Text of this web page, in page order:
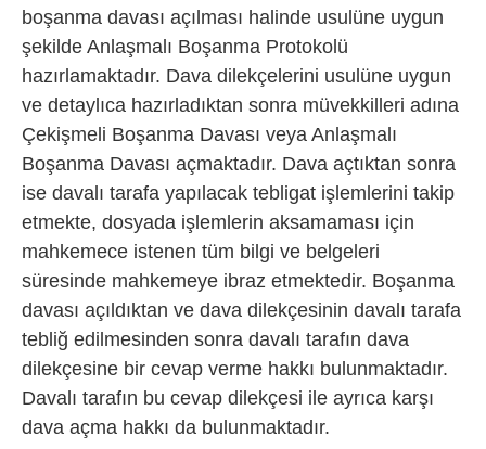
boşanma davası açılması halinde usulüne uygun
şekilde Anlaşmalı Boşanma Protokolü
hazırlamaktadır. Dava dilekçelerini usulüne uygun
ve detaylıca hazırladıktan sonra müvekkilleri adına
Çekişmeli Boşanma Davası veya Anlaşmalı
Boşanma Davası açmaktadır. Dava açtıktan sonra
ise davalı tarafa yapılacak tebligat işlemlerini takip
etmekte, dosyada işlemlerin aksamaması için
mahkemece istenen tüm bilgi ve belgeleri
süresinde mahkemeye ibraz etmektedir. Boşanma
davası açıldıktan ve dava dilekçesinin davalı tarafa
tebliğ edilmesinden sonra davalı tarafın dava
dilekçesine bir cevap verme hakkı bulunmaktadır.
Davalı tarafın bu cevap dilekçesi ile ayrıca karşı
dava açma hakkı da bulunmaktadır.